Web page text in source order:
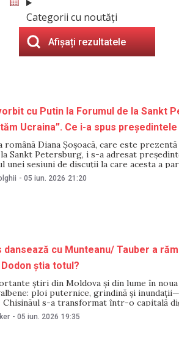
Categorii cu noutăți
Afișați rezultatele
cu Putin la Forumul de la Sankt
Ucraina”. Ce i-a spus
română Diana Șoșoacă, care este
Sankt Petersburg, i s-a adresat
unei sesiuni de discuții la care acesta a
nu ar sprijini ajutorul acordat
- 05 iun. 2026 21:20
dansează cu Munteanu/ Tauber a
știa totul?
știri din Moldova și din lume în
ploi puternice, grindină și
Chișinăul s-a transformat într-o capitală
din spatele încălțămintei lui Valentin
a fost avertizat despre
- 05 iun. 2026 19:35